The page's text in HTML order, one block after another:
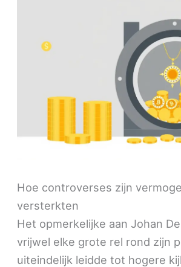
Hoe controverses zijn
versterkten
Het opmerkelijke aan Johan
vrijwel elke grote rel rond zijn
uiteindelijk leidde tot hogere